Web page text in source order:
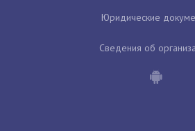
Юридические
Сведения об